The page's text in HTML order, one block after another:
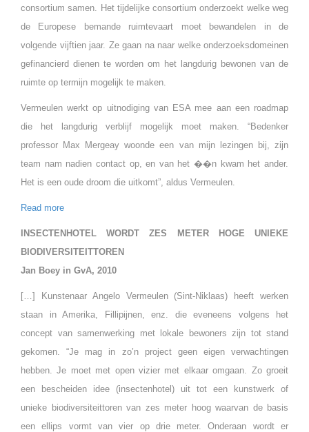
consortium samen. Het tijdelijke consortium onderzoekt welke weg
de Europese bemande ruimtevaart moet bewandelen in de
volgende vijftien jaar. Ze gaan na naar welke onderzoeksdomeinen
gefinancierd dienen te worden om het langdurig bewonen van de
ruimte op termijn mogelijk te maken.
Vermeulen werkt op uitnodiging van ESA mee aan een roadmap
die het langdurig verblijf mogelijk moet maken. “Bedenker
professor Max Mergeay woonde een van mijn lezingen bij, zijn
team nam nadien contact op, en van het ��n kwam het ander.
Het is een oude droom die uitkomt”, aldus Vermeulen.
Read more
INSECTENHOTEL WORDT ZES METER HOGE UNIEKE
BIODIVERSITEITTOREN
Jan Boey in GvA, 2010
[…] Kunstenaar Angelo Vermeulen (Sint-Niklaas) heeft werken
staan in Amerika, Fillipijnen, enz. die eveneens volgens het
concept van samenwerking met lokale bewoners zijn tot stand
gekomen. “Je mag in zo’n project geen eigen verwachtingen
hebben. Je moet met open vizier met elkaar omgaan. Zo groeit
een bescheiden idee (insectenhotel) uit tot een kunstwerk of
unieke biodiversiteittoren van zes meter hoog waarvan de basis
een ellips vormt van vier op drie meter. Onderaan wordt er